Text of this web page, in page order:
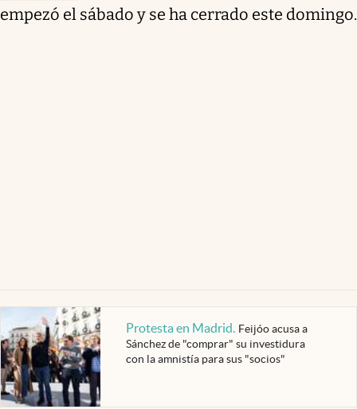
empezó el sábado y se ha cerrado este domingo.
Protesta en Madrid. Feijóo acusa a
Sánchez de "comprar" su investidura
con la amnistía para sus "socios"